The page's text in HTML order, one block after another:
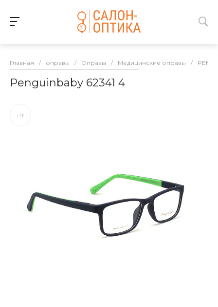
Главная / оправы / Оправы / Медицинские оправы /
Penguinbaby 62341 4